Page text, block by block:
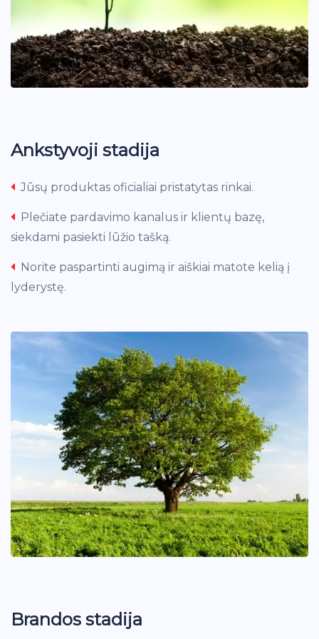
Ankstyvoji stadija
Jūsų produktas oficialiai pristatytas rinkai.
Plečiate pardavimo kanalus ir klientų bazę,
siekdami pasiekti lūžio tašką.
Norite paspartinti augimą ir aiškiai matote kelią į
lyderystę.
Brandos stadija